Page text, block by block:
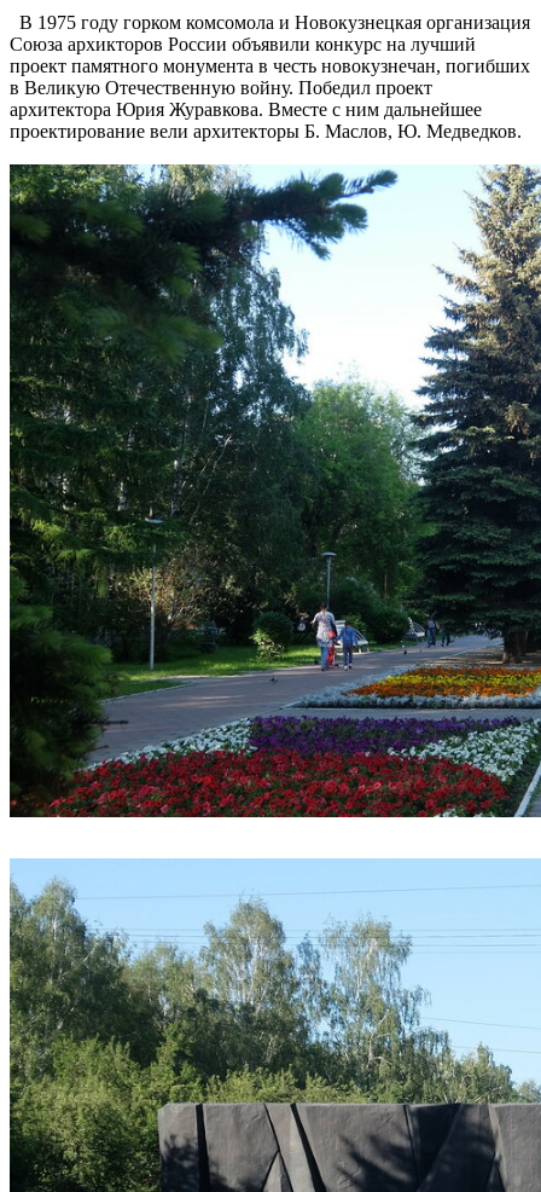
В 1975 году горком комсомола и Новокузнецкая организация
Союза архикторов России объявили конкурс на лучший
проект памятного монумента в честь новокузнечан, погибших
в Великую Отечественную войну. Победил проект
архитектора Юрия Журавкова. Вместе с ним дальнейшее
проектирование вели архитекторы Б. Маслов, Ю. Медведков.